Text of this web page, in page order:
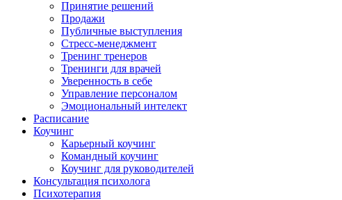
Принятие решений
Продажи
Публичные выступления
Стресс-менеджмент
Тренинг тренеров
Тренинги для врачей
Уверенность в себе
Управление персоналом
Эмоциональный интелект
Расписание
Коучинг
Карьерный коучинг
Командный коучинг
Коучинг для руководителей
Консультация психолога
Психотерапия